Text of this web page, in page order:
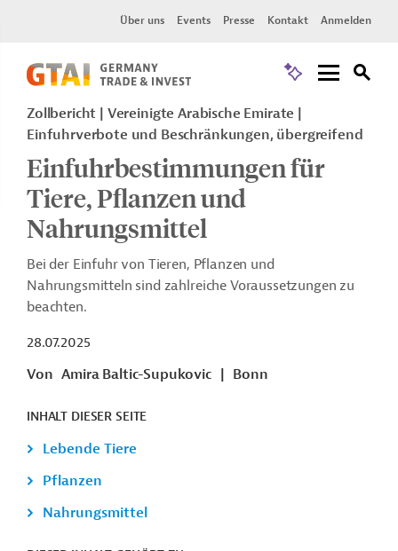
Über uns Events Presse Kontakt Anmelden
Zollbericht
Vereinigte Arabische Emirate
Einfuhrverbote und Beschränkungen, übergreifend
Einfuhrbestimmungen für
Tiere, Pflanzen und
Nahrungsmittel
Bei der Einfuhr von Tieren, Pflanzen und
Nahrungsmitteln sind zahlreiche Voraussetzungen zu
beachten.
28.07.2025
Von Amira Baltic-Supukovic Bonn
INHALT DIESER SEITE
Lebende Tiere
Pflanzen
Nahrungsmittel